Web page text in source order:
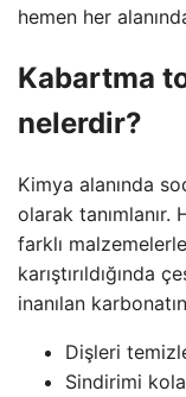
hemen her
Kabartma
nelerdir?
Kimya alanında
olarak tanımlanır.
farklı
karıştırıldığında
inanılan
Dişleri
Sindirimi